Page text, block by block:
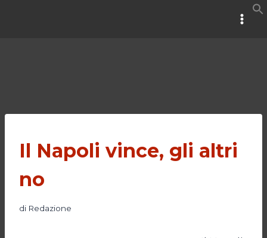
Il Napoli vince, gli altri
no
di Redazione